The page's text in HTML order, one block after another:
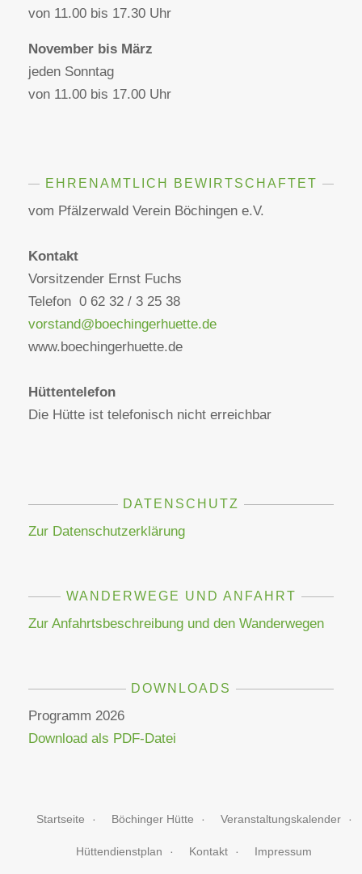
von 11.00 bis 17.30 Uhr
November bis März
jeden Sonntag
von 11.00 bis 17.00 Uhr
EHRENAMTLICH BEWIRTSCHAFTET
vom Pfälzerwald Verein Böchingen e.V.
Kontakt
Vorsitzender Ernst Fuchs
Telefon 0 62 32 / 3 25 38
vorstand@boechingerhuette.de
www.boechingerhuette.de
Hüttentelefon
Die Hütte ist telefonisch nicht erreichbar
DATENSCHUTZ
Zur Datenschutzerklärung
WANDERWEGE UND ANFAHRT
Zur Anfahrtsbeschreibung und den Wanderwegen
DOWNLOADS
Programm 2026
Download als PDF-Datei
Startseite Böchinger Hütte Veranstaltungskalender
Hüttendienstplan Kontakt Impressum